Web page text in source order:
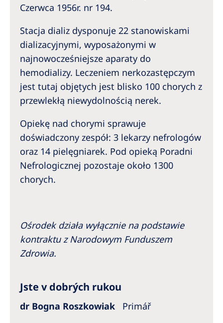
NephroCare International
Global Website
Czerwca 1956r. nr 194.
Stacja dializ dysponuje 22 stanowiskami
dializacyjnymi, wyposażonymi w
najnowocześniejsze aparaty do
hemodializy. Leczeniem nerkozastępczym
jest tutaj objętych jest blisko 100 chorych z
przewlekłą niewydolnością nerek.
Opiekę nad chorymi sprawuje
doświadczony zespół: 3 lekarzy nefrologów
oraz 14 pielęgniarek. Pod opieką Poradni
Nefrologicznej pozostaje około 1300
chorych.
Ośrodek działa wyłącznie na podstawie
kontraktu z Narodowym Funduszem
Zdrowia.
Jste v dobrých rukou
dr Bogna Roszkowiak Primář